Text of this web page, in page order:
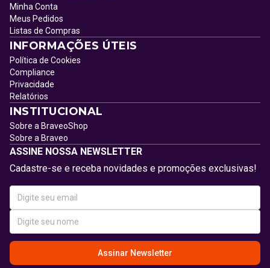
Minha Conta
Meus Pedidos
Listas de Compras
INFORMAÇÕES ÚTEIS
Política de Cookies
Compliance
Privacidade
Relatórios
INSTITUCIONAL
Sobre a BraveoShop
Sobre a Braveo
ASSINE NOSSA NEWSLETTER
Cadastre-se e receba novidades e promoções exclusivas!
Assinar Newsletter